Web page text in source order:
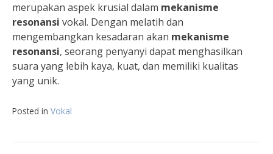
merupakan aspek krusial dalam mekanisme
resonansi vokal. Dengan melatih dan
mengembangkan kesadaran akan mekanisme
resonansi, seorang penyanyi dapat menghasilkan
suara yang lebih kaya, kuat, dan memiliki kualitas
yang unik.
Posted in Vokal